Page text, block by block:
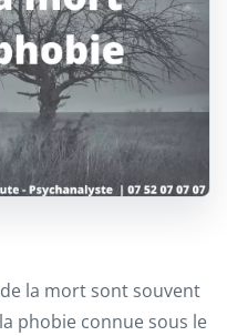
la mort sont souvent
phobie connue sous le